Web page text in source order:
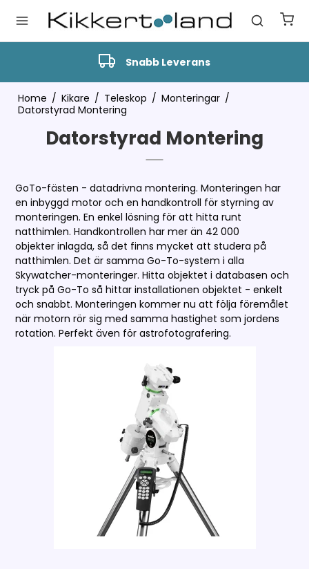
Snabb Leverans
Home / Kikare / Teleskop / Monteringar /
Datorstyrad Montering
Datorstyrad Montering
GoTo-fästen - datadrivna montering. Monteringen har
en inbyggd motor och en handkontroll för styrning av
monteringen. En enkel lösning för att hitta runt
natthimlen. Handkontrollen har mer än 42 000
objekter inlagda, så det finns mycket att studera på
natthimlen. Det är samma Go-To-system i alla
Skywatcher-monteringer. Hitta objektet i databasen och
tryck på Go-To så hittar installationen objektet - enkelt
och snabbt. Monteringen kommer nu att följa föremålet
när motorn rör sig med samma hastighet som jordens
rotation. Perfekt även för astrofotografering.